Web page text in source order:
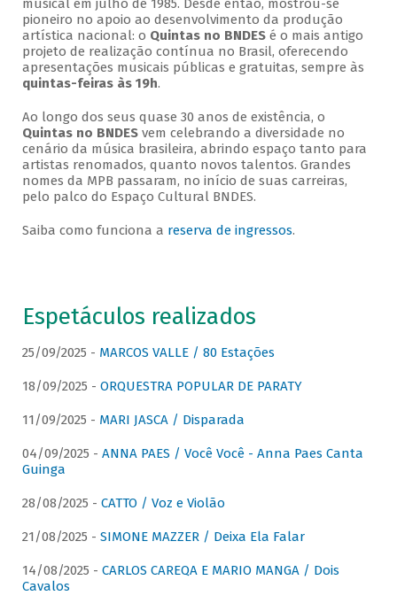
musical em julho de 1985. Desde então, mostrou-se
pioneiro no apoio ao desenvolvimento da produção
artística nacional: o Quintas no BNDESé o mais antigo
projeto de realização contínua no Brasil, oferecendo
apresentações musicais públicas e gratuitas, sempre às
quintas-feiras às 19h.
Ao longo dos seus quase 30 anos de existência, o
Quintas no BNDESvem celebrando a diversidade no
cenário da música brasileira, abrindo espaço tanto para
artistas renomados, quanto novos talentos. Grandes
nomes da MPB passaram, no início de suas carreiras,
pelo palco do Espaço Cultural BNDES.
Saiba como funciona a reserva de ingressos.
Espetáculos realizados
25/09/2025 - MARCOS VALLE / 80 Estações
18/09/2025 - ORQUESTRA POPULAR DE PARATY
11/09/2025 - MARI JASCA / Disparada
04/09/2025 - ANNA PAES / Você Você - Anna Paes Canta
Guinga
28/08/2025 - CATTO / Voz e Violão
21/08/2025 - SIMONE MAZZER / Deixa Ela Falar
14/08/2025 - CARLOS CAREQA E MARIO MANGA / Dois
Cavalos